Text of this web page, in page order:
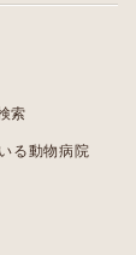
索
る動物病院